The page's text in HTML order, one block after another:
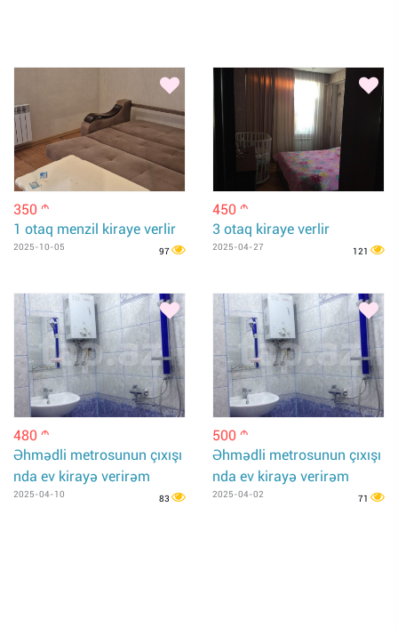
350 m
1 otaq menzil kiraye verlir
2025-10-05 97
450 m
3 otaq kiraye verlir
2025-04-27 121
480 m
Əhmədli metrosunun çıxışı
nda ev kirayə verirəm
2025-04-10 83
500 m
Əhmədli metrosunun çıxışı
nda ev kirayə verirəm
2025-04-02 71